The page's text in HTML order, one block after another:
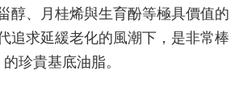
醇、月桂烯與生育酚等極具價值的
追求延緩老化的風潮下，是非常棒
的珍貴基底油脂。